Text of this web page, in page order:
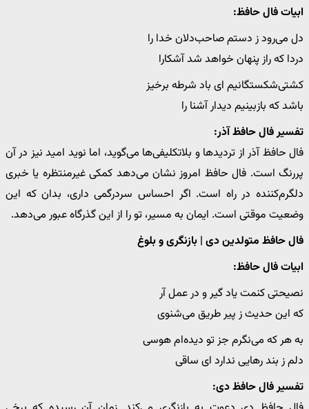
ابیات فال حافظ:
دل می‌رود ز دستم صاحب‌دلان خدا را
دردا که راز پنهان خواهد شد آشکارا
کشتی‌شکستگانیم ای باد شرطه برخیز
باشد که بازبینیم دیدار آشنا را
تفسیر فال حافظ آذر:
فال حافظ آذر از تردیدها و بلاتکلیفی‌ها می‌گوید، اما نوید امید نیز در آن
پررنگ است. فال حافظ امروز نشان می‌دهد کمکی غیرمنتظره یا خبری
دلگرم‌کننده در راه است. اگر احساس سردرگمی داری، بدان که این
وضعیت موقتی است. ایمان به مسیر، تو را از این گذرگاه عبور می‌دهد.
فال حافظ متولدین دی | بازنگری و بلوغ
ابیات فال حافظ:
نصیحتی کنمت یاد گیر و در عمل آر
که این حدیث ز پیر طریق می‌شنوی
به هر که می‌نگرم جز تو دیده‌ام هوسی
دلم ز بند رهایی ندارد ای ساقی
تفسیر فال حافظ دی: